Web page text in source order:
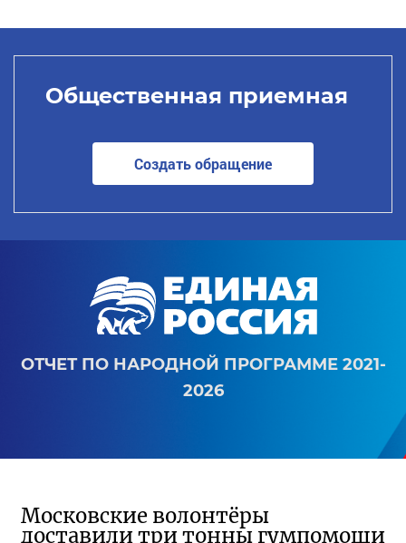
Общественная приемная
Создать обращение
ОТЧЕТ ПО НАРОДНОЙ ПРОГРАММЕ 2021-
2026
Московские волонтёры
доставили три тонны гумпомощи